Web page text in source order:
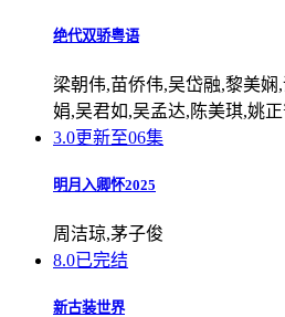
绝代双骄粤语
梁朝伟,苗侨伟,吴岱融,黎美
娟,吴君如,吴孟达,陈美琪,姚
3.0更新至06集
明月入卿怀2025
周洁琼,茅子俊
8.0已完结
新古装世界